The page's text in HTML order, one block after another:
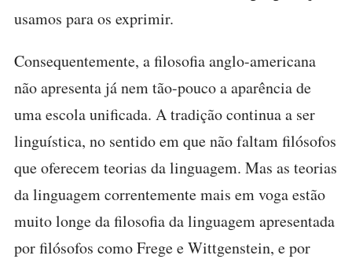
usamos para os exprimir.
Consequentemente, a filosofia anglo-americana
não apresenta já nem tão-pouco a aparência de
uma escola unificada. A tradição continua a ser
linguística, no sentido em que não faltam filósofos
que oferecem teorias da linguagem. Mas as teorias
da linguagem correntemente mais em voga estão
muito longe da filosofia da linguagem apresentada
por filósofos como Frege e Wittgenstein, e por